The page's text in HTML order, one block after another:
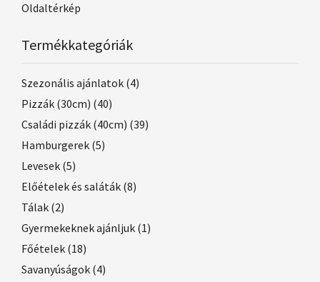
Oldaltérkép
Termékkategóriák
Szezonális ajánlatok (4)
Pizzák (30cm) (40)
Családi pizzák (40cm) (39)
Hamburgerek (5)
Levesek (5)
Előételek és saláták (8)
Tálak (2)
Gyermekeknek ajánljuk (1)
Főételek (18)
Savanyúságok (4)